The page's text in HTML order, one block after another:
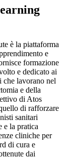
è la piattaforma
e
formazione
e dedicato ai
che lavorano nel
e della
di Atos
di rafforzare
sanitari
e la pratica
cliniche per
di cura e
dai